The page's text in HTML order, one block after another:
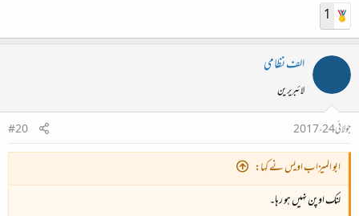
1
الف نظامی
لائبریرین
جولائی 24، 2017
#20
ابو المیزاب اویس نے کہا:
لنک اوپن نہیں ہو رہا۔